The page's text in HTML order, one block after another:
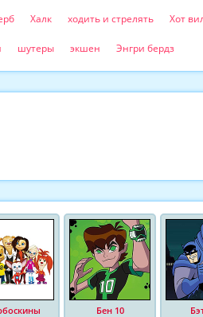
Халк ходить и стрелять Хот
шутеры экшен Энгри бердз
Бен 10